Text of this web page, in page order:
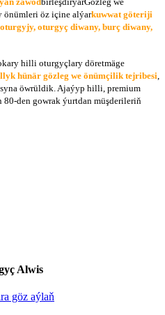
önümleri öz içine alýarkuwwat göteriji
oturgyç diwany, burç diwany,
hilli oturgyçlary döretmäge
hünär gözleg we önümçilik tejribesi
öwrüldik. Ajaýyp hilli, premium
den gowrak ýurtdan müşderileriň
Alwis
göz aýlaň